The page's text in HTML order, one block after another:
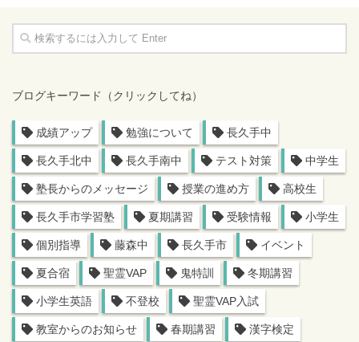
ブログキーワード（クリックしてね）
成績アップ 勉強について 長久手中
長久手北中 長久手南中 テスト対策 中学生
塾長からのメッセージ 授業の進め方 高校生
長久手市学習塾 夏期講習 受験情報 小学生
個別指導 藤森中 長久手市 イベント
夏合宿 聖霊VAP 鬼特訓 冬期講習
小学生英語 不登校 聖霊VAP入試
教室からのお知らせ 春期講習 漢字検定